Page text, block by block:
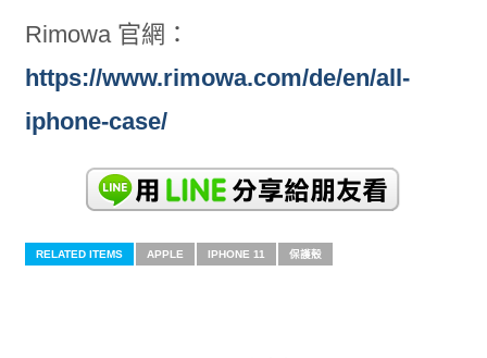
Rimowa 官網：
https://www.rimowa.com/de/en/all-
iphone-case/
RELATED ITEMS APPLE IPHONE 11 保護殼